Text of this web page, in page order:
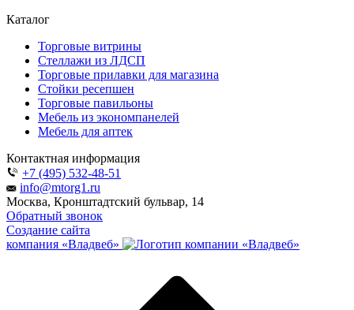
Каталог
Торговые витрины
Стеллажи из ЛДСП
Торговые прилавки для магазина
Стойки ресепшен
Торговые павильоны
Мебель из экономпанелей
Мебель для аптек
Контактная информация
+7 (495) 532-48-51
info@mtorg1.ru
Москва, Кронштадтский бульвар, 14
Обратный звонок
Создание сайта
компания «Владвеб»